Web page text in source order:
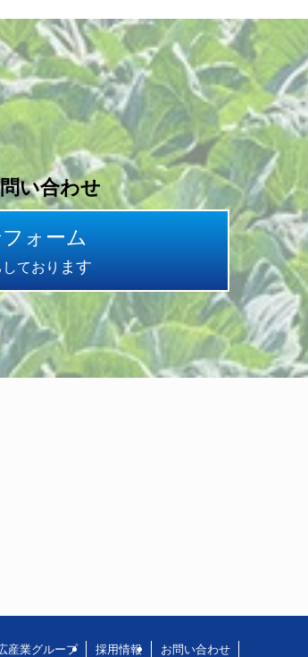
い合わせ
ォーム
ており ます
産業グループ 採用情報 お問い合わせ